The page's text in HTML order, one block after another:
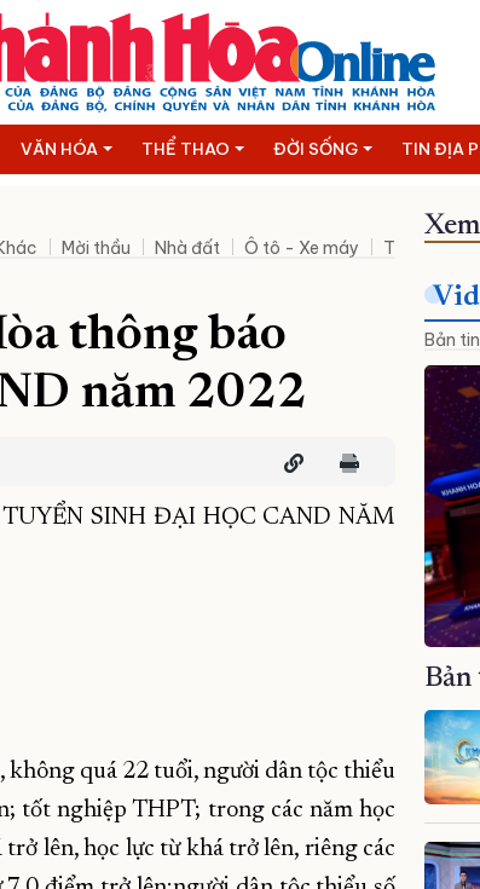
VĂN HÓA THỂ THAO ĐỜI SỐNG TIN ĐỊA
Mời thầu Nhà đất Ô tô - Xe máy Thanh lý
thông báo
năm 2022
SINH ĐẠI HỌC CAND NĂM
quá 22 tuổi, người dân tộc thiểu
tốt nghiệp THPT; trong các năm học
lên, học lực từ khá trở lên, riêng các
Bản